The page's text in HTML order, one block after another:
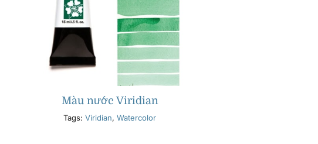
Màu nước Viridian
Tags:Viridian,Watercolor